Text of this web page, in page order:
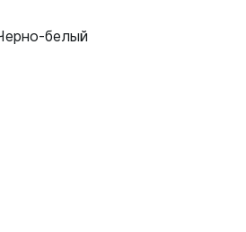
белый